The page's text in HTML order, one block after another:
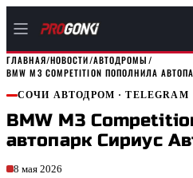
ГЛАВНАЯ/НОВОСТИ/АВТОДРОМЫ/
BMW M3 COMPETITION ПОПОЛНИЛА
СОЧИ АВТОДРОМ · TELEGRAM
BMW M3
автопарк Сириус
8 мая 2026